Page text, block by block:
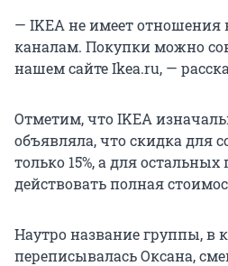
— IKEA не имеет отношения
каналам. Покупки можно
нашем сайте Ikea.ru, —
Отметим, что IKEA
объявляла, что скидка для
только 15%, а для остальных
действовать полная
Наутро название группы, в
переписывалась Оксана,